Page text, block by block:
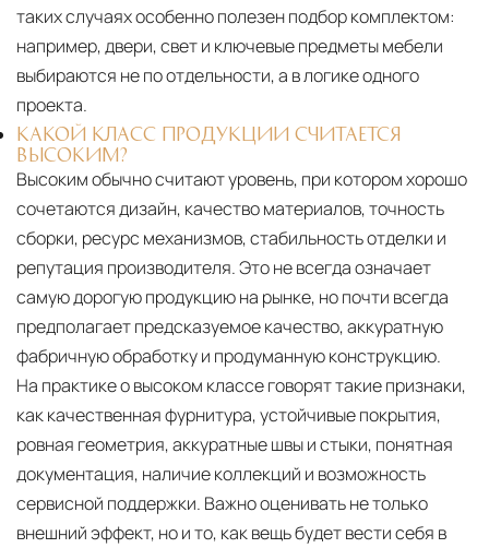
таких случаях особенно полезен подбор комплектом:
например, двери, свет и ключевые предметы мебели
выбираются не по отдельности, а в логике одного
проекта.
КАКОЙ КЛАСС ПРОДУКЦИИ СЧИТАЕТСЯ
ВЫСОКИМ?
Высоким обычно считают уровень, при котором хорошо
сочетаются дизайн, качество материалов, точность
сборки, ресурс механизмов, стабильность отделки и
репутация производителя. Это не всегда означает
самую дорогую продукцию на рынке, но почти всегда
предполагает предсказуемое качество, аккуратную
фабричную обработку и продуманную конструкцию.
На практике о высоком классе говорят такие признаки,
как качественная фурнитура, устойчивые покрытия,
ровная геометрия, аккуратные швы и стыки, понятная
документация, наличие коллекций и возможность
сервисной поддержки. Важно оценивать не только
внешний эффект, но и то, как вещь будет вести себя в